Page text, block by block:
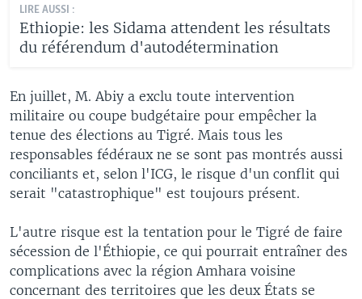
LIRE AUSSI :
Ethiopie: les Sidama attendent les résultats
du référendum d'autodétermination
En juillet, M. Abiy a exclu toute intervention
militaire ou coupe budgétaire pour empêcher la
tenue des élections au Tigré. Mais tous les
responsables fédéraux ne se sont pas montrés aussi
conciliants et, selon l'ICG, le risque d'un conflit qui
serait "catastrophique" est toujours présent.
L'autre risque est la tentation pour le Tigré de faire
sécession de l'Éthiopie, ce qui pourrait entraîner des
complications avec la région Amhara voisine
concernant des territoires que les deux États se